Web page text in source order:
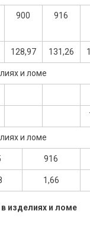
900 916
128,97 131,26
и ломе
и ломе
916
1,66
изделиях и ломе